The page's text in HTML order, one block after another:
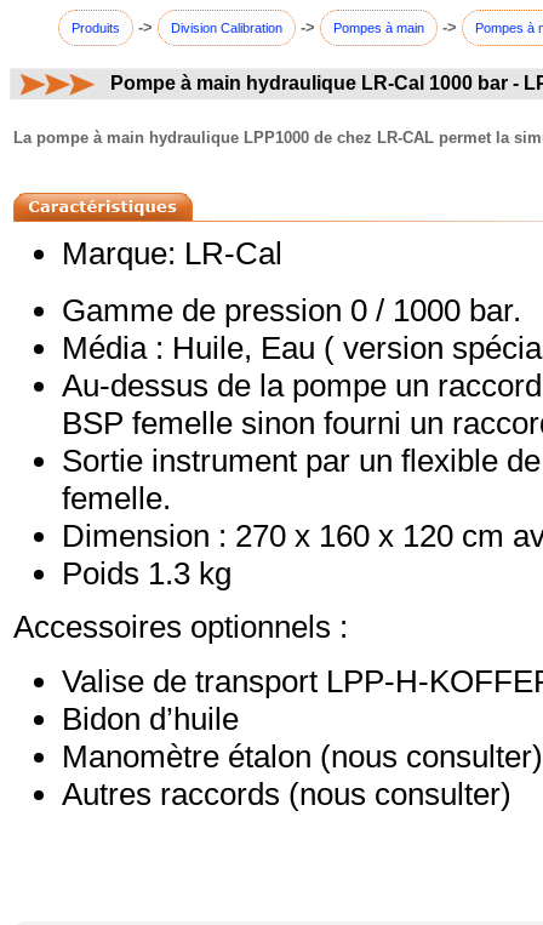
Produits -> Division Calibration -> Pompes à main -> Pompes à
Pompe à main hydraulique LR-Cal 1000 bar -
La pompe à main hydraulique LPP1000 de chez LR-CAL permet la
Marque: LR-Cal
Gamme de pression 0 / 1000 bar.
Média : Huile, Eau ( version
Au-dessus de la pompe un
BSP femelle sinon fourni un
Sortie instrument par un flexible
femelle.
Dimension : 270 x 160 x 120 cm
Poids 1.3 kg
Accessoires optionnels :
Valise de transport LPP-H-
Bidon d’huile
Manomètre étalon (nous consulter)
Autres raccords (nous consulter)